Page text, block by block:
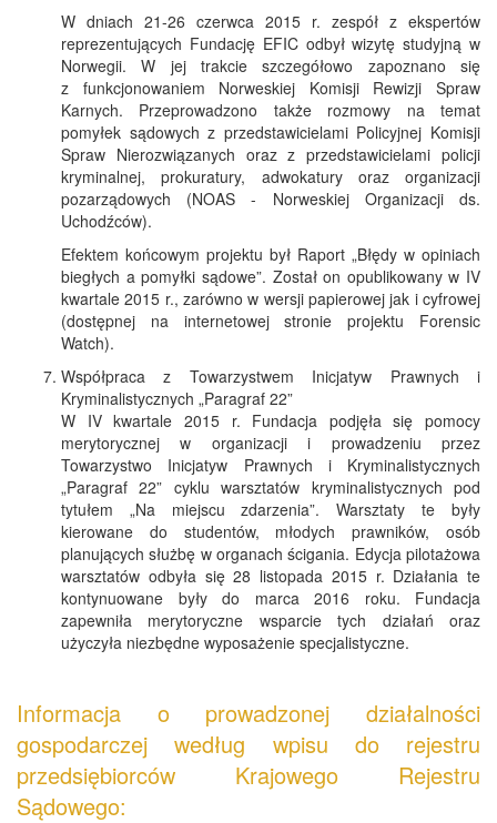
W dniach 21-26 czerwca 2015 r. zespół z ekspertów
reprezentujących Fundację EFIC odbył wizytę studyjną w
Norwegii. W jej trakcie szczegółowo zapoznano się
z funkcjonowaniem Norweskiej Komisji Rewizji Spraw
Karnych. Przeprowadzono także rozmowy na temat
pomyłek sądowych z przedstawicielami Policyjnej Komisji
Spraw Nierozwiązanych oraz z przedstawicielami policji
kryminalnej, prokuratury, adwokatury oraz organizacji
pozarządowych (NOAS - Norweskiej Organizacji ds.
Uchodźców).
Efektem końcowym projektu był Raport „Błędy w opiniach
biegłych a pomyłki sądowe”. Został on opublikowany w IV
kwartale 2015 r., zarówno w wersji papierowej jak i cyfrowej
(dostępnej na internetowej stronie projektu Forensic
Watch).
Współpraca z Towarzystwem Inicjatyw Prawnych i
Kryminalistycznych „Paragraf 22”
W IV kwartale 2015 r. Fundacja podjęła się pomocy
merytorycznej w organizacji i prowadzeniu przez
Towarzystwo Inicjatyw Prawnych i Kryminalistycznych
„Paragraf 22” cyklu warsztatów kryminalistycznych pod
tytułem „Na miejscu zdarzenia”. Warsztaty te były
kierowane do studentów, młodych prawników, osób
planujących służbę w organach ścigania. Edycja pilotażowa
warsztatów odbyła się 28 listopada 2015 r. Działania te
kontynuowane były do marca 2016 roku. Fundacja
zapewniła merytoryczne wsparcie tych działań oraz
użyczyła niezbędne wyposażenie specjalistyczne.
Informacja o prowadzonej działalności
gospodarczej według wpisu do rejestru
przedsiębiorców Krajowego Rejestru
Sądowego: